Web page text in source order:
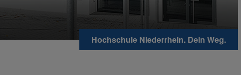
Hochschule Niederrhein. Dein Weg.